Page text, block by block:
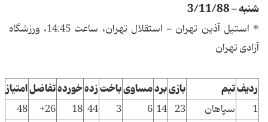
شنبه - 3/11/88
* استیل آذین تهران - استقلال تهران، ساعت 14:45، ورزشگاه
آزادی تهران
ردیفتیم بازیبردمساویباختزدهخوردهتفاضلامتیاز
1 سپاهان 23
14
6
3
44
18
26+
48